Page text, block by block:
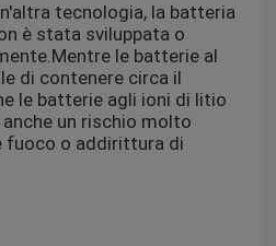
tecnologia, la batteria
è stata sviluppata o
le batterie al
di contenere circa il
le batterie agli ioni di litio
un rischio molto
fuoco o addirittura di